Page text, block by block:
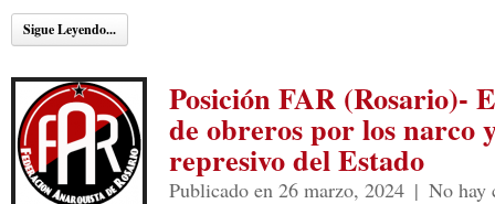
Sigue Leyendo...
Posición FAR (Rosario)-
de obreros por los narco
represivo del Estado
Publicado en 26 marzo, 2024 | No hay